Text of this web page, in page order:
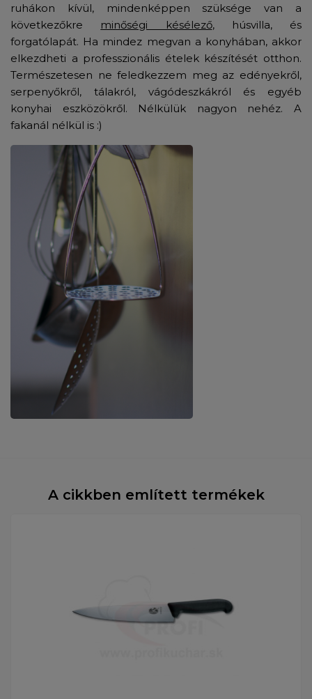
ruhákon kívül, mindenképpen szüksége van a
következőkre minőségi késélező, húsvilla, és
forgatólapát. Ha mindez megvan a konyhában, akkor
elkezdheti a professzionális ételek készítését otthon.
Természetesen ne feledkezzem meg az edényekről,
serpenyőkről, tálakról, vágódeszkákról és egyéb
konyhai eszközökről. Nélkülük nagyon nehéz. A
fakanál nélkül is :)
A cikkben említett termékek